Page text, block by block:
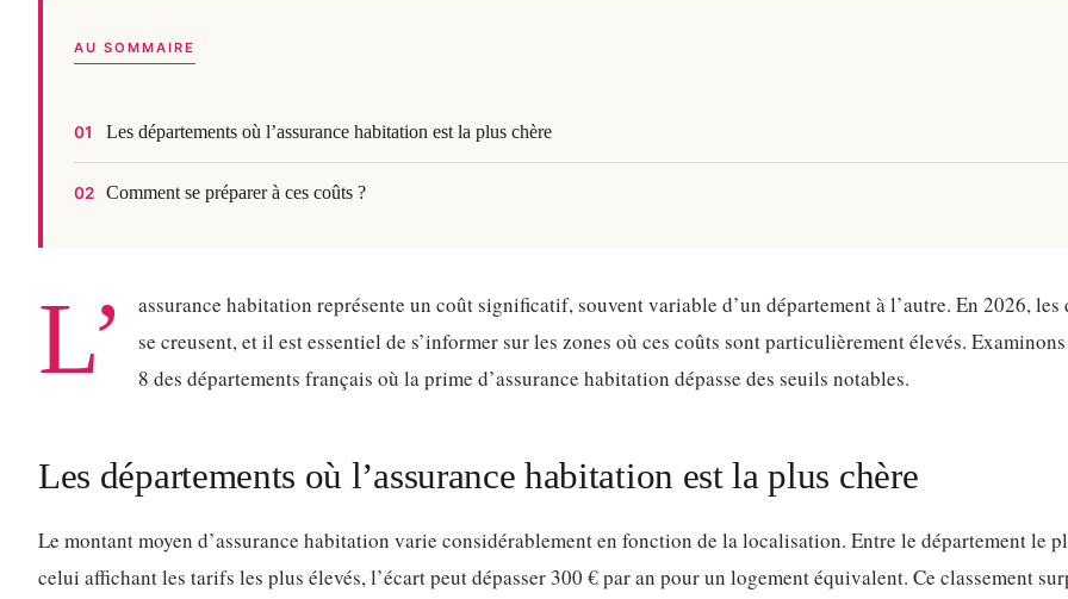
AU SOMMAIRE
01 Les départements où l’assurance habitation est la plus chère
02 Comment se préparer à ces coûts ?
L’
assurance habitation représente un coût significatif, souvent variable d’un département à l’autre. En 2026,
se creusent, et il est essentiel de s’informer sur les zones où ces coûts sont particulièrement élevés.
8 des départements français où la prime d’assurance habitation dépasse des seuils notables.
Les départements où l’assurance habitation est la plus chère
Le montant moyen d’assurance habitation varie considérablement en fonction de la localisation. Entre le département le
celui affichant les tarifs les plus élevés, l’écart peut dépasser 300 € par an pour un logement équivalent. Ce classement